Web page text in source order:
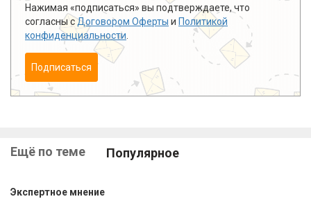
Нажимая «подписаться» вы подтверждаете, что
согласны сДоговором Оферты и Политикой
конфиденциальности
Подписаться
Ещё по теме Популярное
Экспертное мнение